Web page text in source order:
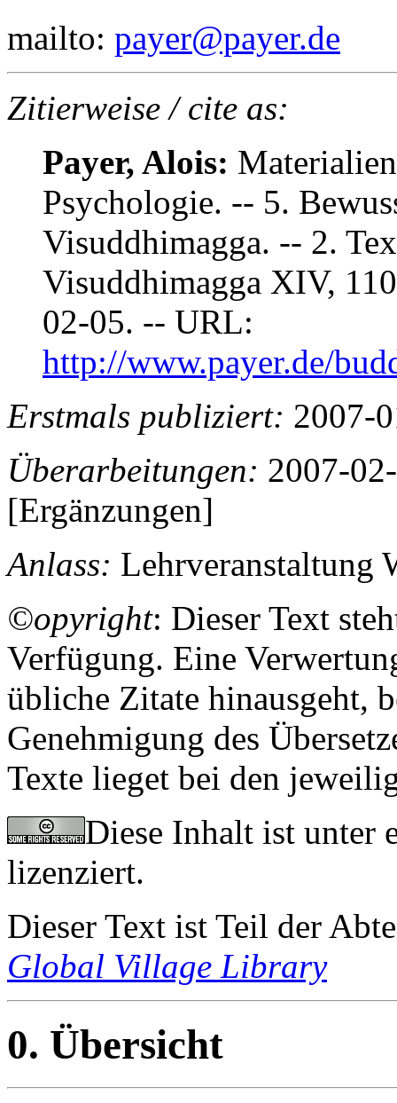
mailto: payer@payer.de
Zitierweise / cite as:
Payer, Alois:
Psychologie. -- 5.
Visuddhimagga. -- 2.
Visuddhimagga XIV,
02-05. -- URL:
http://www.payer.de/
Erstmals publiziert: 2007-
Überarbeitungen: 2007-
[Ergänzungen]
Anlass: Lehrveranstaltung
©opyright: Dieser Text
Verfügung. Eine
übliche Zitate hinausgeht,
Genehmigung des
Texte lieget bei den
Diese Inhalt ist unter
lizenziert.
Dieser Text ist Teil der
Global Village Library
0. Übersicht